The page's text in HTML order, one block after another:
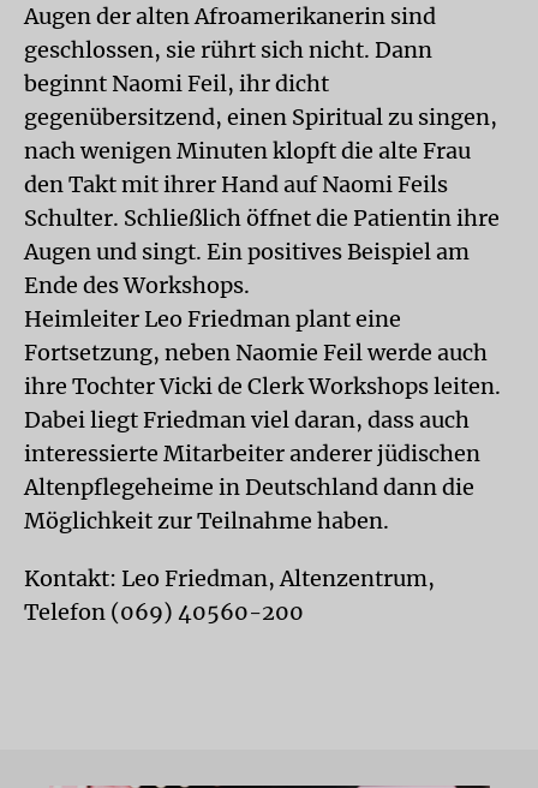
Augen der alten Afroamerikanerin sind
geschlossen, sie rührt sich nicht. Dann
beginnt Naomi Feil, ihr dicht
gegenübersitzend, einen Spiritual zu singen,
nach wenigen Minuten klopft die alte Frau
den Takt mit ihrer Hand auf Naomi Feils
Schulter. Schließlich öffnet die Patientin ihre
Augen und singt. Ein positives Beispiel am
Ende des Workshops.
Heimleiter Leo Friedman plant eine
Fortsetzung, neben Naomie Feil werde auch
ihre Tochter Vicki de Clerk Workshops leiten.
Dabei liegt Friedman viel daran, dass auch
interessierte Mitarbeiter anderer jüdischen
Altenpflegeheime in Deutschland dann die
Möglichkeit zur Teilnahme haben.
Kontakt: Leo Friedman, Altenzentrum,
Telefon (069) 40560-200